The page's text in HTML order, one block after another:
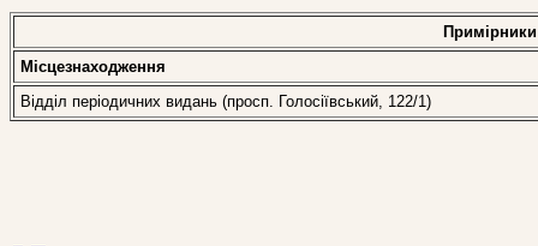
Примірники
Місцезнаходження
Відділ періодичних видань (просп. Голосіївський, 122/1)